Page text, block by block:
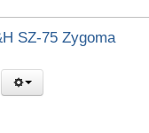
SZ-75 Zygoma